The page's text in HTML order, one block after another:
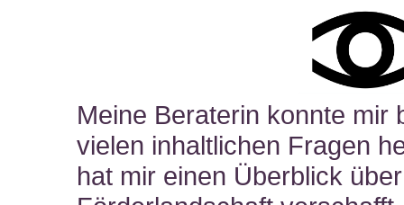
Meine Beraterin konnte mir
vielen inhaltlichen Fragen
hat mir einen Überblick